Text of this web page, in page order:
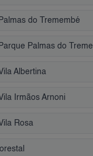
do Tremembé
Palmas do
Albertina
Irmãos Arnoni
Rosa